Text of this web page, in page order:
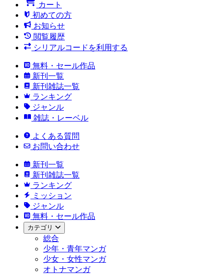
カート
初めての方
お知らせ
閲覧履歴
シリアルコードを利用する
無料・セール作品
新刊一覧
新刊雑誌一覧
ランキング
ジャンル
雑誌・レーベル
よくある質問
お問い合わせ
新刊一覧
新刊雑誌一覧
ランキング
ミッション
ジャンル
無料・セール作品
カテゴリ
総合
少年・青年マンガ
少女・女性マンガ
オトナマンガ